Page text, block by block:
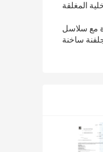
المغلقة
مع سلاسل
ساخنة